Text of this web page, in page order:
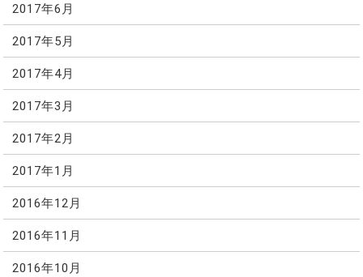
2017年6月
2017年5月
2017年4月
2017年3月
2017年2月
2017年1月
2016年12月
2016年11月
2016年10月